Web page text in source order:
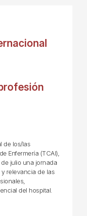
de los/las
Enfermería (TCAI),
de julio una jornada
relevancia de las
del hospital.